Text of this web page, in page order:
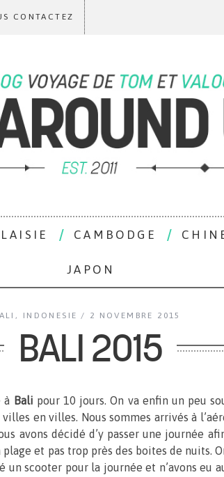
CONTACTEZ
CAMBODGE
JAPON
, INDONESIE 2 NOVEMBRE 2015
BALI 2015
à Bali pour 10 jours. On va enfin un peu
en villes. Nous sommes arrivés à
avons décidé d’y passer une journée
et pas trop près des boites de nuits.
scooter pour la journée et n’avons eu